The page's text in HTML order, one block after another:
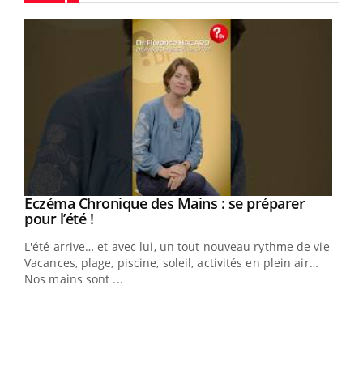
Youtube
Eczéma Chronique des Mains : se préparer
pour l’été !Youtube
L'été arrive… et avec lui, un tout nouveau rythme de vie !
Vacances, plage, piscine, soleil, activités en plein air…
Nos mains sont ...